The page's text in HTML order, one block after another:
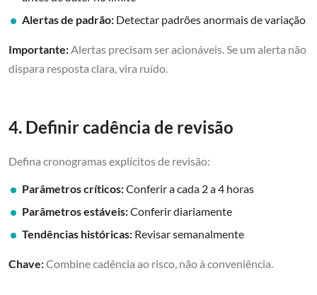
Alertas de padrão: Detectar padrões anormais de variação
Importante:Alertas precisam ser acionáveis. Se um alerta não
dispara resposta clara, vira ruído.
4. Definir cadência de revisão
Defina cronogramas explícitos de revisão:
Parâmetros críticos:Conferir a cada 2 a 4 horas
Parâmetros estáveis:Conferir diariamente
Tendências históricas: Revisar semanalmente
Chave:Combine cadência ao risco, não à conveniência.